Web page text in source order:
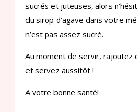
sucrés et juteuses, alors
du sirop d’agave dans votre
n’est pas assez sucré.
Au moment de servir, rajoutez
et servez aussitôt !
A votre bonne santé!